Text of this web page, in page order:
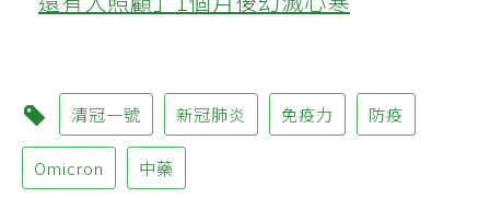
清冠一號 新冠肺炎 免疫力 防疫
Omicron 中藥